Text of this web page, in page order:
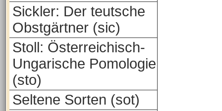
Sickler: Der teutsche
Obstgärtner (sic)
Stoll: Österreichisch-
Ungarische Pomologie
(sto)
Seltene Sorten (sot)